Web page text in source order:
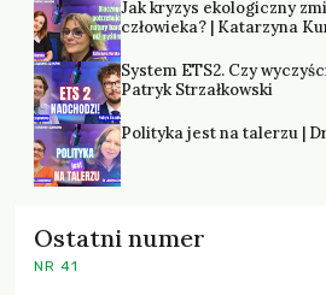
Jak kryzys ekologiczny
człowieka? | Katarzyna
System ETS2. Czy
Patryk Strzałkowski
Polityka jest na talerzu |
Ostatni numer
NR 41